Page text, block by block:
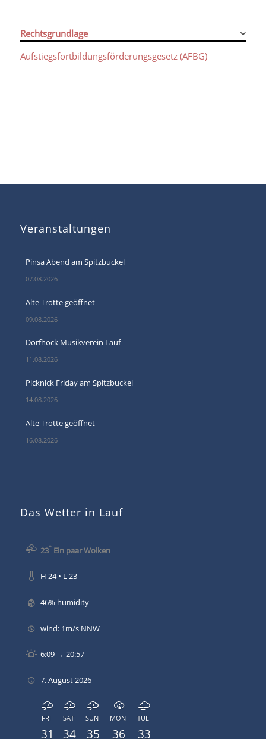
Rechtsgrundlage
Aufstiegsfortbildungsförderungsgesetz (AFBG)
Veranstaltungen
Pinsa Abend am Spitzbuckel
07.08.2026
Alte Trotte geöffnet
09.08.2026
Dorfhock Musikverein Lauf
11.08.2026
Picknick Friday am Spitzbuckel
14.08.2026
Alte Trotte geöffnet
16.08.2026
Das Wetter in Lauf
23°Ein paar Wolken
H 24 • L 23
46% humidity
wind: 1m/s NNW
6:09 → 20:57
7. August 2026
FRI
31
SAT
34
SUN
35
MON
36
TUE
33